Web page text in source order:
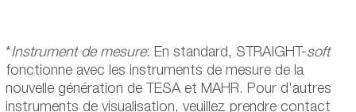
*Instrument de mesure: En standard, STRAIGHT-soft
fonctionne avec les instruments de mesure de la
nouvelle génération de TESA et MAHR. Pour d'autres
instruments de visualisation, veuillez prendre contact